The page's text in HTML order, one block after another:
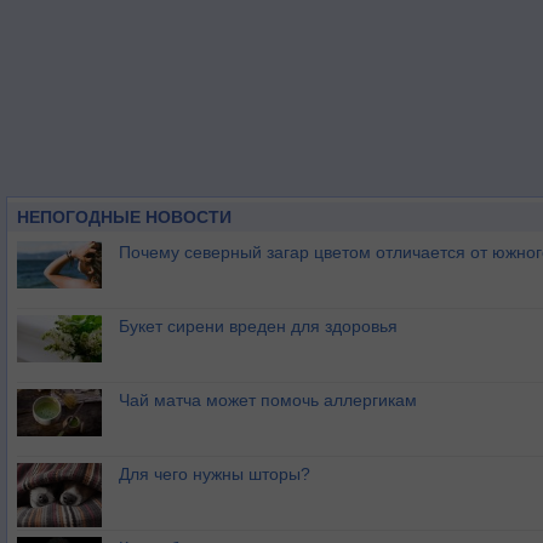
НЕПОГОДНЫЕ НОВОСТИ
Почему северный загар цветом отличается от
Букет сирени вреден для здоровья
Чай матча может помочь аллергикам
Для чего нужны шторы?